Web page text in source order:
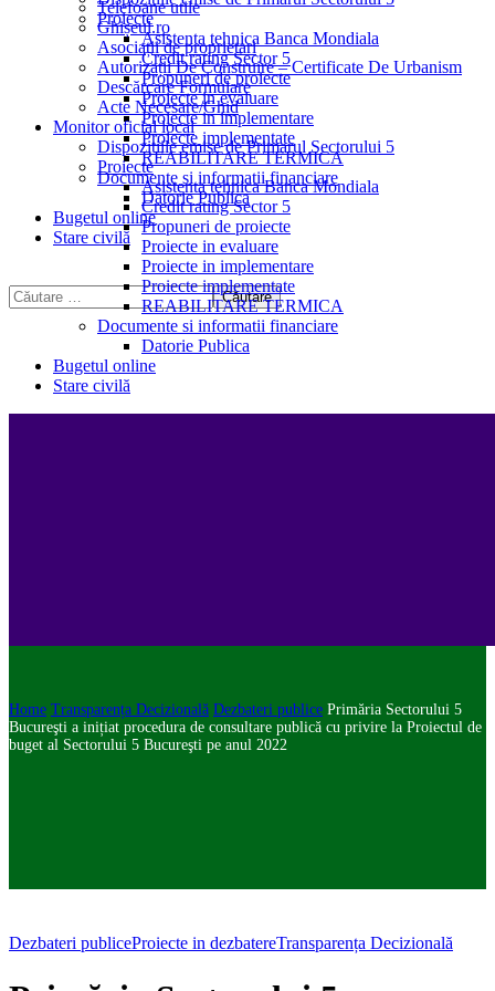
Proiecte
Asistenta tehnica Banca Mondiala
Credit rating Sector 5
Propuneri de proiecte
Proiecte in evaluare
Proiecte in implementare
Proiecte implementate
REABILITARE TERMICA
Documente si informatii financiare
Datorie Publica
Bugetul online
Stare civilă
Telefoane utile
Ghișeul.ro
Asociații de proprietari
Autorizații De Construire – Certificate De Urbanism
Descărcare Formulare
Acte Necesare/Ghid
Monitor oficial local
Dispozitiile emise de Primarul Sectorului 5
Proiecte
Asistenta tehnica Banca Mondiala
Credit rating Sector 5
Propuneri de proiecte
Proiecte in evaluare
Proiecte in implementare
Proiecte implementate
REABILITARE TERMICA
Documente si informatii financiare
Datorie Publica
Bugetul online
Stare civilă
Home Transparența Decizională Dezbateri publice Primăria Sectorului 5
Bucureşti a inițiat procedura de consultare publică cu privire la Proiectul de
buget al Sectorului 5 Bucureşti pe anul 2022
Dezbateri publiceProiecte in dezbatereTransparența Decizională